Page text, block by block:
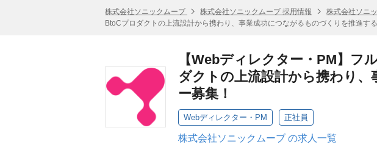
株式会社ソニックムーブ 株式会社ソニックムーブ 採用情報 株式会社ソニ
BtoCプロダクトの上流設計から携わり、事業成功につながるものづくりを推進す
【Webディレクター・PM】フ
ダクトの上流設計から携わり
ー募集！
Webディレクター・PM 正社員
株式会社ソニックムーブ の求人一覧